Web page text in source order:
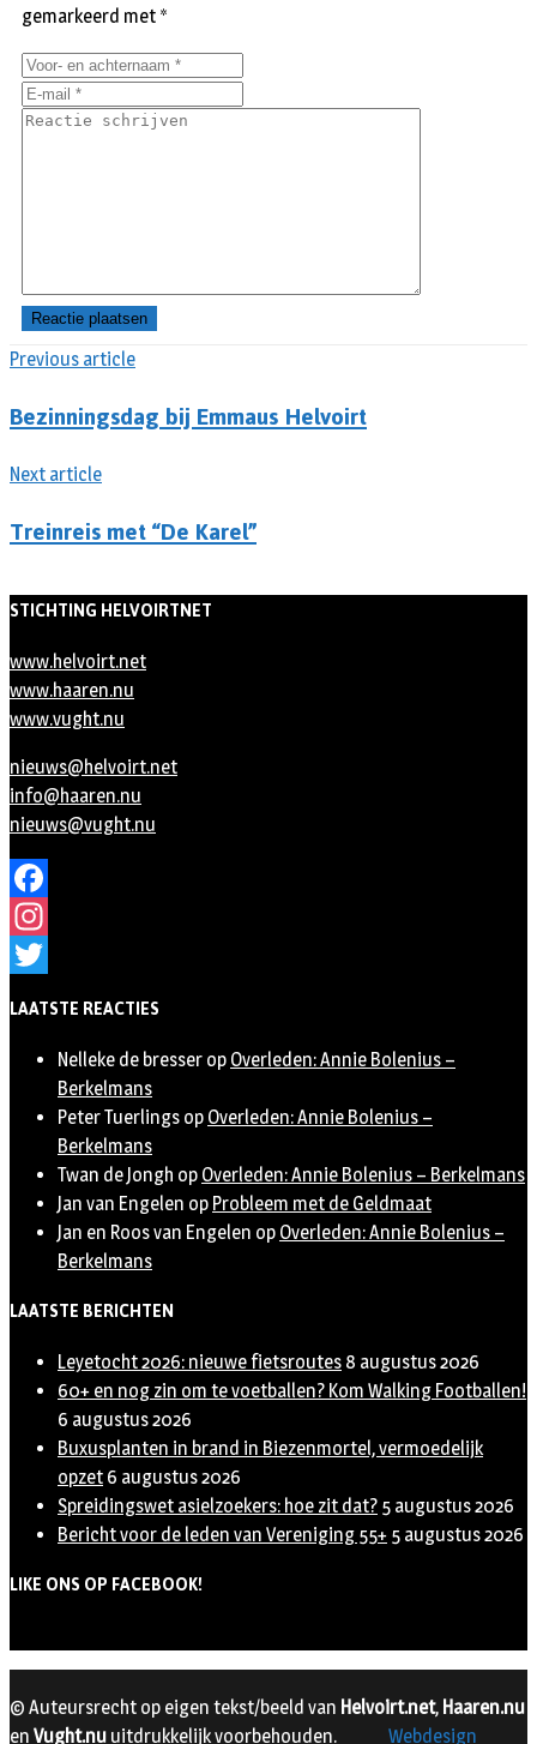
Previous article
Bezinningsdag bij Emmaus Helvoirt
Next article
Treinreis met “De Karel”
gemarkeerd met *
STICHTING HELVOIRTNET
www.helvoirt.net
www.haaren.nu
www.vught.nu
nieuws@helvoirt.net
info@haaren.nu
nieuws@vught.nu
Facebook
Instagram
LAATSTE REACTIES
Nelleke de bresser op Overleden: Annie Bolenius –
Berkelmans
Peter Tuerlings op Overleden: Annie Bolenius –
Berkelmans
Twan de Jongh op Overleden: Annie Bolenius – Berkelmans
Jan van Engelen op Probleem met de Geldmaat
Jan en Roos van Engelen op Overleden: Annie Bolenius –
Berkelmans
LAATSTE BERICHTEN
Leyetocht 2026: nieuwe fietsroutes 8 augustus 2026
60+ en nog zin om te voetballen? Kom Walking Footballen!
6 augustus 2026
Buxusplanten in brand in Biezenmortel, vermoedelijk
opzet 6 augustus 2026
Spreidingswet asielzoekers: hoe zit dat? 5 augustus 2026
Bericht voor de leden van Vereniging 55+ 5 augustus 2026
LIKE ONS OP FACEBOOK!
© Auteursrecht op eigen tekst/beeld van Helvoirt.net, Haaren.nu
en Vught.nu uitdrukkelijk voorbehouden. Webdesign